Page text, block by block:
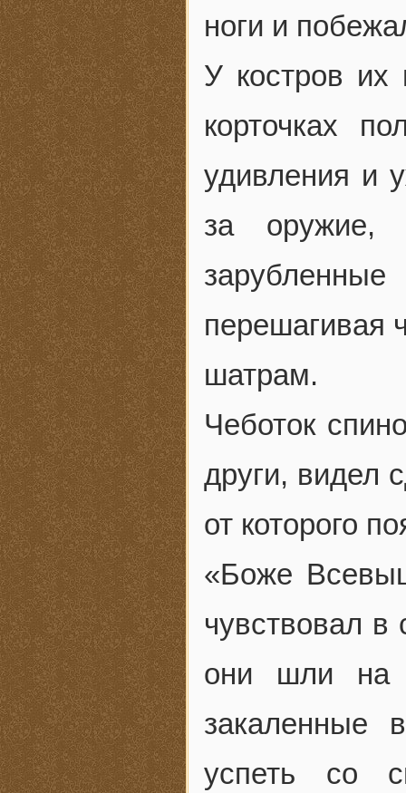
ноги и
У костров
корточках
удивления и
за оружие,
перешагивая
шатрам.
Чеботок
други, видел
от которого
«Боже
чувствовал в
они шли на
закаленные
успеть со